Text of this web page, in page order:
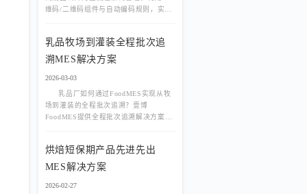
维码/二维码组件与自动编码规则，实现
乳品牧场到灌装全程批次追
溯MES解决方案
2026-03-03
乳品厂如何通过FoodMES实现从牧
场到灌装的全程批次追溯？壹博
FoodMES提供全程批次追溯解决方案，
烘焙短保期产品先进先出
MES解决方案
2026-02-27